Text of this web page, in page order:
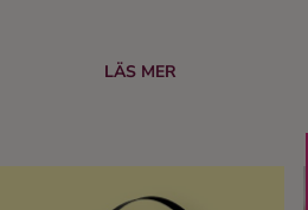
Här presenterar vi fem goda
LÄS MER